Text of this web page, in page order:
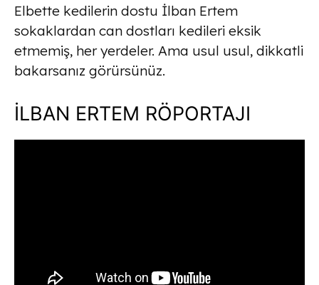
Elbette kedilerin dostu İlban Ertem
sokaklardan can dostları kedileri eksik
etmemiş, her yerdeler. Ama usul usul, dikkatli
bakarsanız görürsünüz.
İLBAN ERTEM RÖPORTAJI